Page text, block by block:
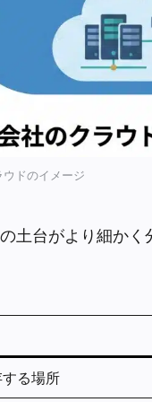
ドのイメージ
土台がより細かく
る場所